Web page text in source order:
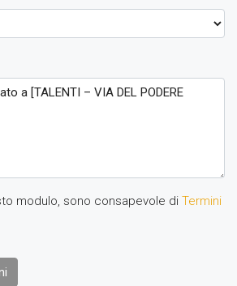
modulo, sono consapevole di Termini